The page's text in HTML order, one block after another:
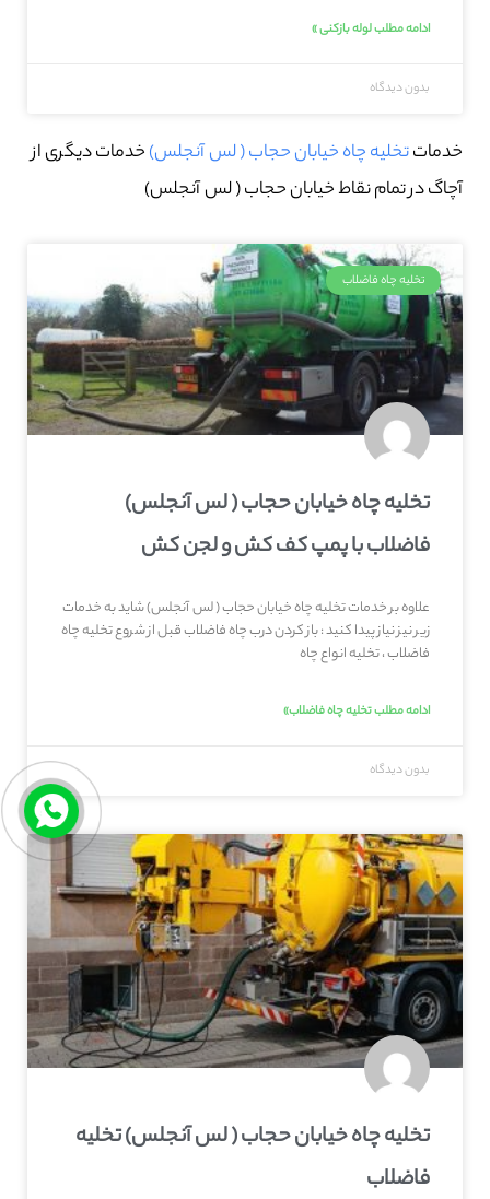
ادامه مطلب لوله بازکنی »
بدون دیدگاه
خدماتتخلیه چاه خیابان حجاب ( لس آنجلس)خدمات دیگری از
آچاگ در تمام نقاط خیابان حجاب ( لس آنجلس)
تخلیه چاه فاضلاب
تخلیه چاه خیابان حجاب ( لس آنجلس)
فاضلاب با پمپ کف کش و لجن کش
علاوه بر خدمات تخلیه چاه خیابان حجاب ( لس آنجلس) شاید به خدمات
زیر نیز نیاز پیدا کنید : باز کردن درب چاه فاضلاب قبل از شروع تخلیه چاه
فاضلاب ، تخلیه انواع چاه
ادامه مطلب تخلیه چاه فاضلاب»
بدون دیدگاه
تخلیه چاه خیابان حجاب ( لس آنجلس) تخلیه
فاضلاب